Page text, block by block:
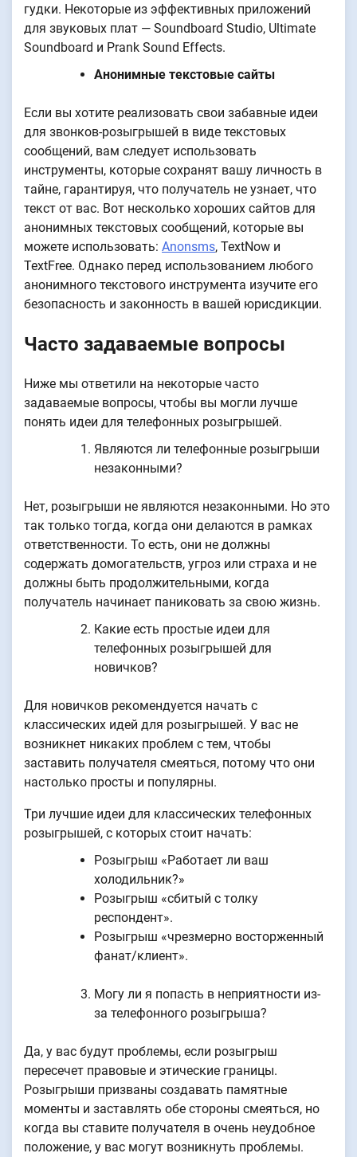
гудки. Некоторые из эффективных приложений
для звуковых плат — Soundboard Studio, Ultimate
Soundboard и Prank Sound Effects.
Анонимные текстовые сайты
Если вы хотите реализовать свои забавные идеи
для звонков-розыгрышей в виде текстовых
сообщений, вам следует использовать
инструменты, которые сохранят вашу личность в
тайне, гарантируя, что получатель не узнает, что
текст от вас. Вот несколько хороших сайтов для
анонимных текстовых сообщений, которые вы
можете использовать: Anonsms, TextNow и
TextFree. Однако перед использованием любого
анонимного текстового инструмента изучите его
безопасность и законность в вашей юрисдикции.
Часто задаваемые вопросы
Ниже мы ответили на некоторые часто
задаваемые вопросы, чтобы вы могли лучше
понять идеи для телефонных розыгрышей.
Являются ли телефонные розыгрыши
незаконными?
Нет, розыгрыши не являются незаконными. Но это
так только тогда, когда они делаются в рамках
ответственности. То есть, они не должны
содержать домогательств, угроз или страха и не
должны быть продолжительными, когда
получатель начинает паниковать за свою жизнь.
Какие есть простые идеи для
телефонных розыгрышей для
новичков?
Для новичков рекомендуется начать с
классических идей для розыгрышей. У вас не
возникнет никаких проблем с тем, чтобы
заставить получателя смеяться, потому что они
настолько просты и популярны.
Три лучшие идеи для классических телефонных
розыгрышей, с которых стоит начать:
Розыгрыш «Работает ли ваш
холодильник?»
Розыгрыш «сбитый с толку
респондент».
Розыгрыш «чрезмерно восторженный
фанат/клиент».
Могу ли я попасть в неприятности из-
за телефонного розыгрыша?
Да, у вас будут проблемы, если розыгрыш
пересечет правовые и этические границы.
Розыгрыши призваны создавать памятные
моменты и заставлять обе стороны смеяться, но
когда вы ставите получателя в очень неудобное
положение, у вас могут возникнуть проблемы.